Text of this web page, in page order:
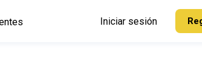
Iniciar sesión